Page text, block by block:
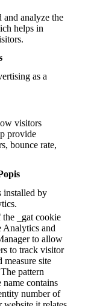
and analyze the
helps in
as a
visitors
provide
bounce rate,
installed by
_gat cookie
Analytics and
to allow
to track visitor
measure site
pattern
name contains
number of